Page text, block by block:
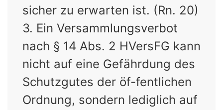
sicher zu erwarten ist. (Rn. 20)
3. Ein Versammlungsverbot
nach § 14 Abs. 2 HVersFG kann
nicht auf eine Gefährdung des
Schutzgutes der öf-fentlichen
Ordnung, sondern lediglich auf